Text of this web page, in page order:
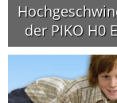
der PIKO H0